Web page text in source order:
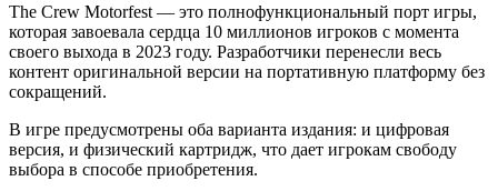
The Crew Motorfest — это полнофункциональный порт игры,
которая завоевала сердца 10 миллионов игроков с момента
своего выхода в 2023 году. Разработчики перенесли весь
контент оригинальной версии на портативную платформу без
сокращений.
В игре предусмотрены оба варианта издания: и цифровая
версия, и физический картридж, что дает игрокам свободу
выбора в способе приобретения.